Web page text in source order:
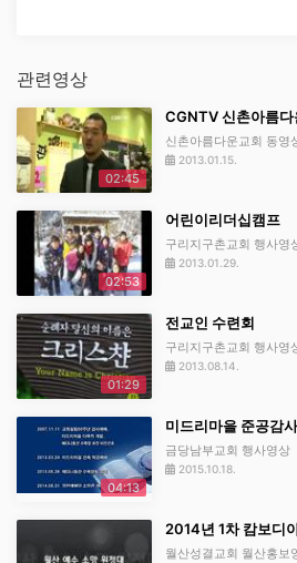
관련영상
02:45
CGNTV 신촌아름
신촌아름다운교회 동영
2013.01.15.
02:53
어린이리더십캠프
구리지구촌교회 행사영
2013.01.29.
01:29
전교인 수련회
구리지구촌교회 행사영
2013.08.14.
04:13
미드리마을 준공감
금당남부교회 행사영상
2015.10.18.
2014년 1차 캄보디
월산성결교회 월산홍보